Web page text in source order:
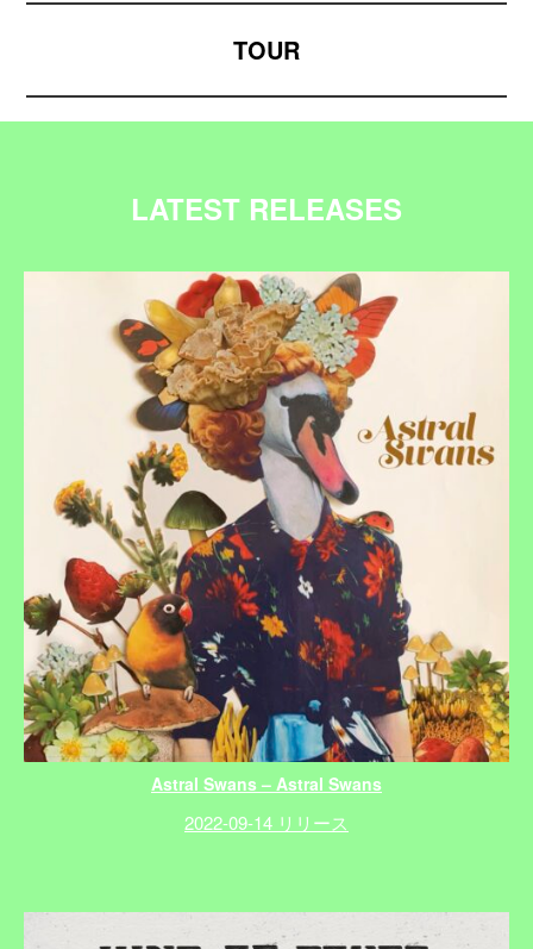
TOUR
LATEST RELEASES
Astral Swans – Astral Swans
2022-09-14 リリース